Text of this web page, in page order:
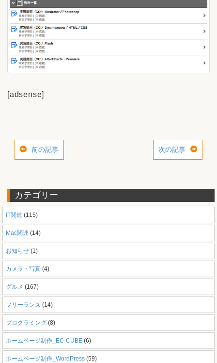
[adsense]
前の記事 次の記事
カテゴリー
IT関連 (115)
Mac関連 (14)
お知らせ (1)
カメラ・写真 (4)
グルメ (167)
フリーランス (14)
プログラミング (8)
ホームページ制作_EC-CUBE (6)
ホームページ制作_WordPress (59)